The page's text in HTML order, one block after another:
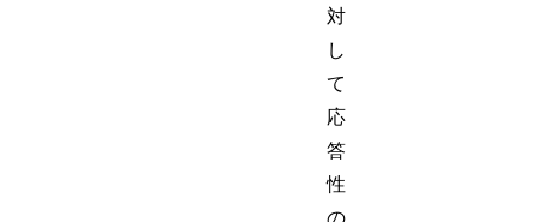
対
し
て
応
答
性
の